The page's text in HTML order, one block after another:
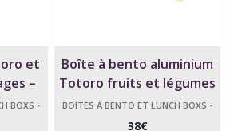
et
–
BOXS -
Boîte à bento aluminium
Totoro fruits et légumes
370 ml (Japon)
BOÎTES À BENTO ET LUNCH BOXS -
38€